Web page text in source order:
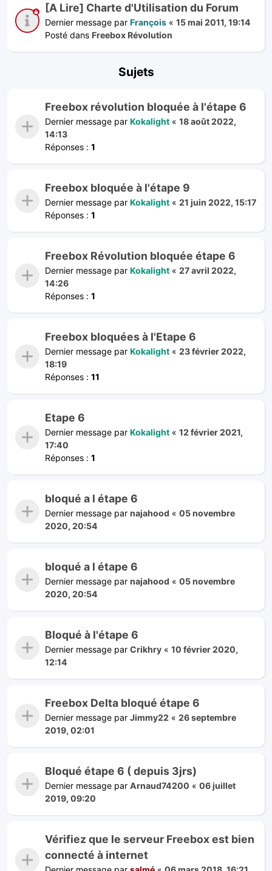
[A Lire] Charte d'Utilisation du Forum
Dernier message par François « 15 mai 2011, 19:14
Posté dans Freebox Révolution
Sujets
Freebox révolution bloquée à l'étape 6
Dernier message par Kokalight « 18 août 2022,
14:13
Réponses : 1
Freebox bloquée à l'étape 9
Dernier message par Kokalight « 21 juin 2022, 15:17
Réponses : 1
Freebox Révolution bloquée étape 6
Dernier message par Kokalight « 27 avril 2022,
14:26
Réponses : 1
Freebox bloquées à l'Etape 6
Dernier message par Kokalight « 23 février 2022,
18:19
Réponses : 11
Etape 6
Dernier message par Kokalight « 12 février 2021,
17:40
Réponses : 1
bloqué a l étape 6
Dernier message par najahood « 05 novembre
2020, 20:54
bloqué a l étape 6
Dernier message par najahood « 05 novembre
2020, 20:54
Bloqué à l'étape 6
Dernier message par Crikhry « 10 février 2020,
12:14
Freebox Delta bloqué étape 6
Dernier message par Jimmy22 « 26 septembre
2019, 02:01
Bloqué étape 6 ( depuis 3jrs)
Dernier message par Arnaud74200 « 06 juillet
2019, 09:20
Vérifiez que le serveur Freebox est bien
connecté à internet